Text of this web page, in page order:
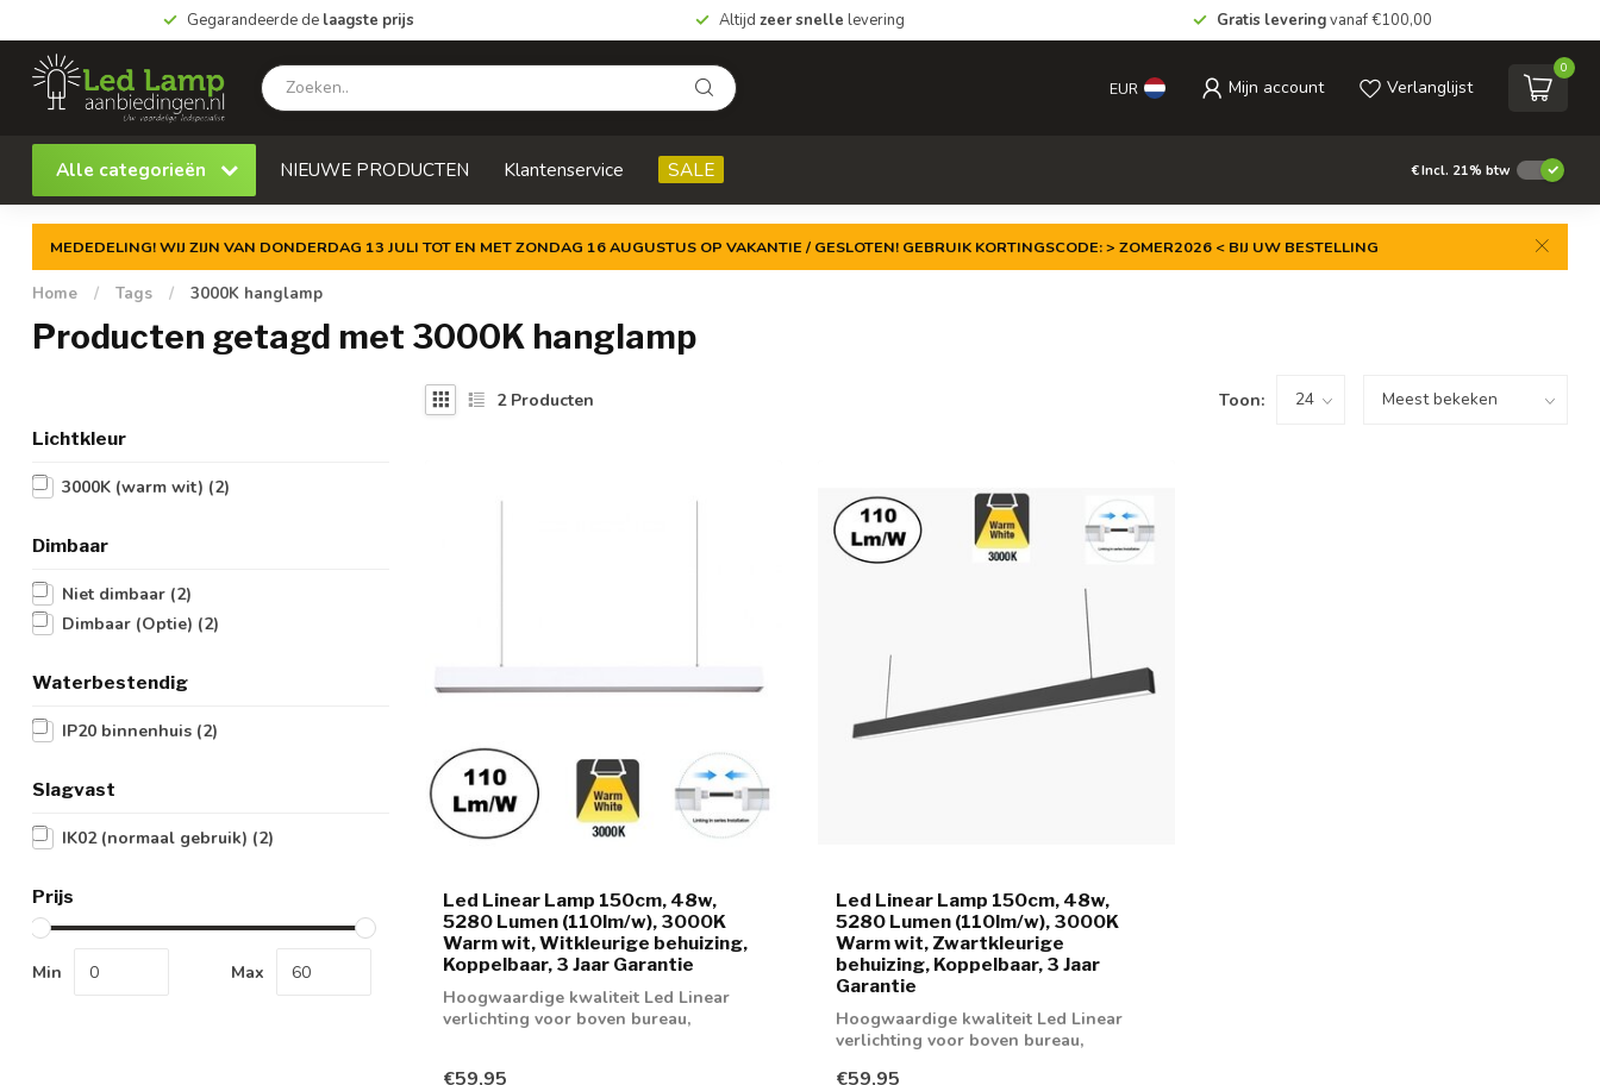
Gegarandeerde de laagste prijs Altijd zeer snelle levering Gratis leveringvanaf €100,00
EUR Mijn account Verlanglijst
0
Alle categorieën NIEUWE PRODUCTEN Klantenservice SALE €Incl. 21% btw
MEDEDELING! WIJ ZIJN VAN DONDERDAG 13 JULI TOT EN MET ZONDAG 16 AUGUSTUS OP VAKANTIE / GESLOTEN! GEBRUIK KORTINGSCODE: > ZOMER2026 < BIJ UW BESTELLING
Home / Tags / 3000K hanglamp
Producten getagd met 3000K hanglamp
Lichtkleur
3000K (warm wit) (2)
Dimbaar
Niet dimbaar (2)
Dimbaar (Optie) (2)
Waterbestendig
IP20 binnenhuis (2)
Slagvast
IK02 (normaal gebruik) (2)
Prijs
Min Max
2Producten Toon:
Led Linear Lamp 150cm, 48w,
5280 Lumen (110lm/w), 3000K
Warm wit, Witkleurige behuizing,
Koppelbaar, 3 Jaar Garantie
Hoogwaardige kwaliteit Led Linear
verlichting voor boven bureau,
€59,95
Led Linear Lamp 150cm, 48w,
5280 Lumen (110lm/w), 3000K
Warm wit, Zwartkleurige
behuizing, Koppelbaar, 3 Jaar
Garantie
Hoogwaardige kwaliteit Led Linear
verlichting voor boven bureau,
€59,95